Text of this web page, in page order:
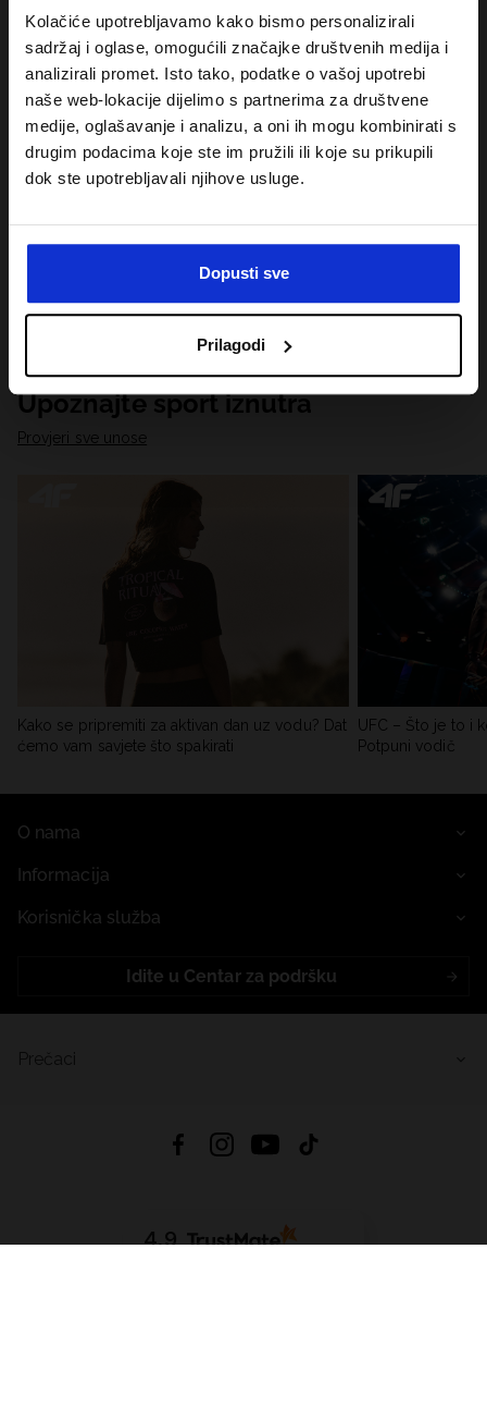
Kolačiće upotrebljavamo kako bismo personalizirali
sadržaj i oglase, omogućili značajke društvenih medija i
analizirali promet. Isto tako, podatke o vašoj upotrebi
naše web-lokacije dijelimo s partnerima za društvene
medije, oglašavanje i analizu, a oni ih mogu kombinirati s
drugim podacima koje ste im pružili ili koje su prikupili
dok ste upotrebljavali njihove usluge.
Dopusti sve
Prilagodi
Upoznajte sport iznutra
Provjeri sve unose
Kako se pripremiti za aktivan dan uz vodu? Dat
ćemo vam savjete što spakirati
UFC – Što je to i
Potpuni vodič
O nama
Informacija
Korisnička služba
Idite u Centar za podršku
4.9